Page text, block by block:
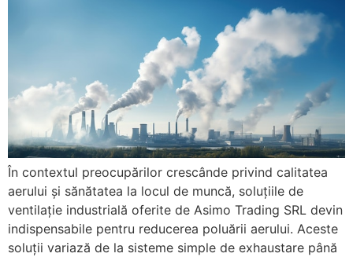
În contextul preocupărilor crescânde privind calitatea
aerului și sănătatea la locul de muncă, soluțiile de
ventilație industrială oferite de Asimo Trading SRL devin
indispensabile pentru reducerea poluării aerului. Aceste
soluții variază de la sisteme simple de exhaustare până